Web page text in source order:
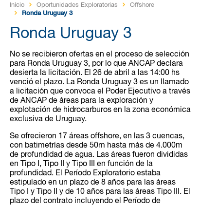
Inicio Oportunidades Exploratorias
Offshore
Ronda Uruguay 3
Ronda Uruguay 3
No se recibieron ofertas en el proceso de selección
para Ronda Uruguay 3, por lo que ANCAP declara
desierta la licitación. El 26 de abril a las 14:00 hs
venció el plazo. La Ronda Uruguay 3 es un llamado
a licitación que convoca el Poder Ejecutivo a través
de ANCAP de áreas para la exploración y
explotación de hidrocarburos en la zona económica
exclusiva de Uruguay.
Se ofrecieron 17 áreas offshore, en las 3 cuencas,
con batimetrías desde 50m hasta más de 4.000m
de profundidad de agua. Las áreas fueron divididas
en Tipo I, Tipo II y Tipo III en función de la
profundidad. El Período Exploratorio estaba
estipulado en un plazo de 8 años para las áreas
Tipo I y Tipo II y de 10 años para las áreas Tipo III. El
plazo del contrato incluyendo el Período de